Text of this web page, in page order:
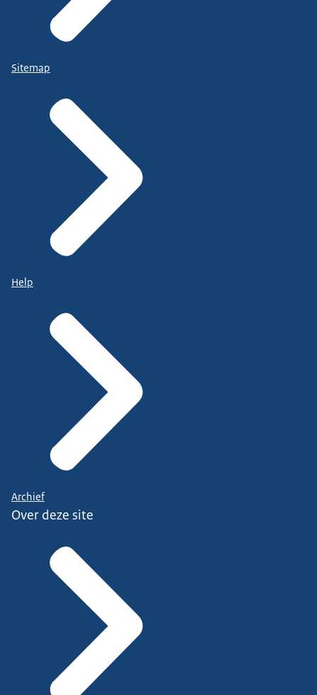
Sitemap
Help
Archief
Over deze site